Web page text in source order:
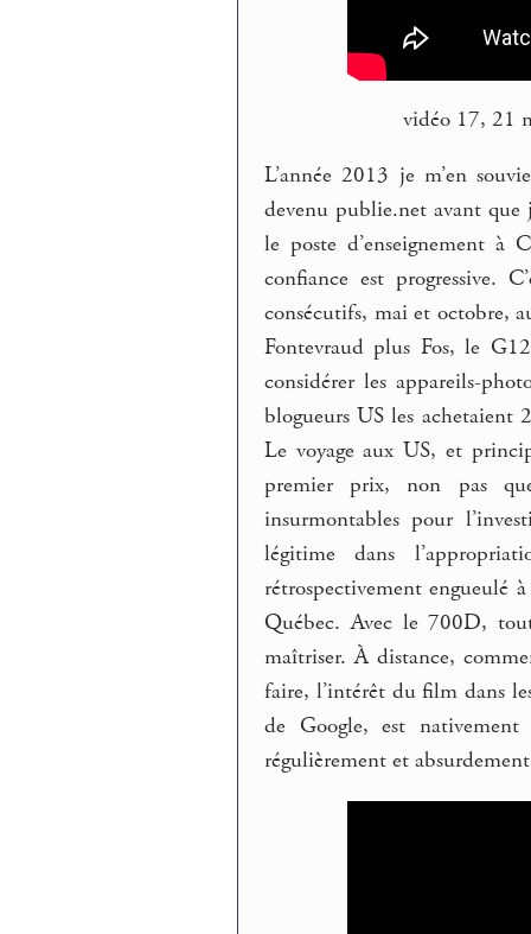
vidéo 17, 21
L’année 2013 je m’en
devenu publie.net avant que
le poste d’enseignement à
confiance est progressive.
consécutifs, mai et octobre,
Fontevraud plus Fos, le
considérer les appareils-
blogueurs US les achetaient
Le voyage aux US, et
premier prix, non pas
insurmontables pour
légitime dans
rétrospectivement engueulé
Québec. Avec le 700D,
maîtriser. À distance,
faire, l’intérêt du film dans
de Google, est
régulièrement et